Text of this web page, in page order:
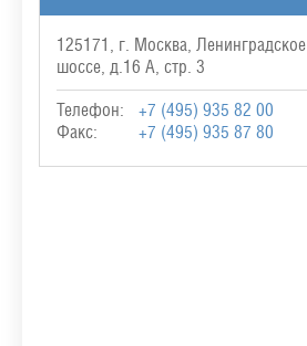
125171, г. Москва, Ленинградское
шоссе, д.16 А, стр. 3
Телефон:
+7 (495) 935 82 00
Факс:
+7 (495) 935 87 80